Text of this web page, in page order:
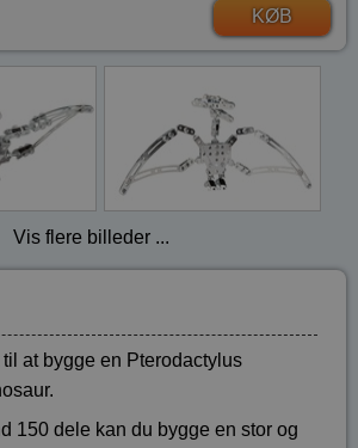
KØB
Vis flere billeder ...
at bygge en Pterodactylus
150 dele kan du bygge en stor og